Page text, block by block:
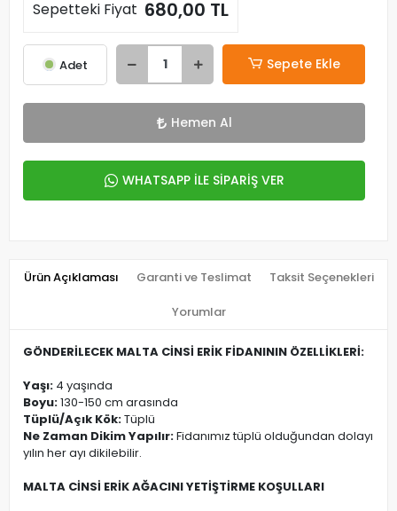
Sepetteki Fiyat 680,00 TL
Adet Sepete Ekle
Hemen Al
WHATSAPP İLE SİPARİŞ VER
Ürün Açıklaması Garanti ve Teslimat Taksit Seçenekleri
Yorumlar
GÖNDERİLECEK MALTA CİNSİ ERİK FİDANININ ÖZELLİKLERİ:
Yaşı: 4 yaşında
Boyu:130-150 cm arasında
Tüplü/Açık Kök:Tüplü
Ne Zaman Dikim Yapılır:Fidanımız tüplü olduğundan dolayı
yılın her ayı dikilebilir.
MALTA CİNSİ ERİK AĞACINI YETİŞTİRME KOŞULLARI